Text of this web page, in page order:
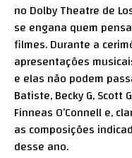
no Dolby Theatre de
se engana quem
filmes. Durante a
apresentações
e elas não podem
Batiste, Becky G, Scott
Finneas O’Connell e,
as composições
desse ano.